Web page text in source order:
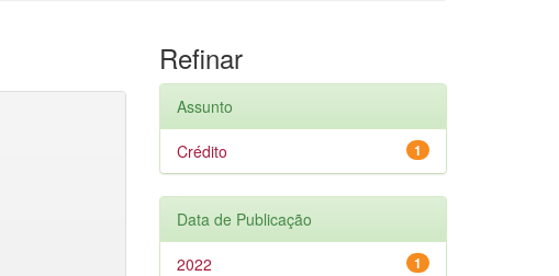
Refinar
Assunto
1
Crédito
Data de Publicação
1
2022